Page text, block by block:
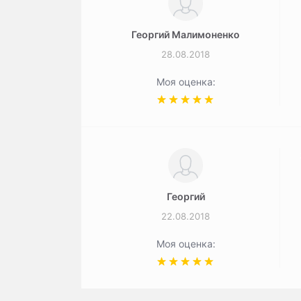
Георгий Малимоненко
28.08.2018
Моя оценка:
Георгий
22.08.2018
Моя оценка: